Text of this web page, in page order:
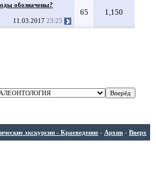
обозначены?
11.03.2017 23:25
65 1,150
экскурсии - Краеведение - Архив - Вверх